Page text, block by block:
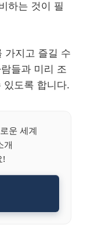
하는 것이 필
가지고 즐길 수
들과 미리 조
있도록 합니다.
운 세계
개
!